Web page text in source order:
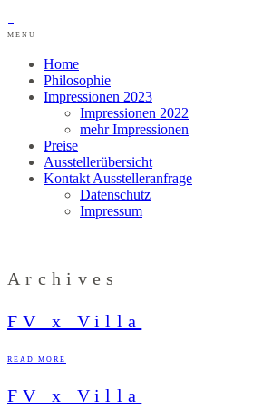
MENU
Home
Philosophie
Impressionen 2023
Impressionen 2022
mehr Impressionen
Preise
Ausstellerübersicht
Kontakt Ausstelleranfrage
Datenschutz
Impressum
Archives
FV x Villa
READ MORE
FV x Villa